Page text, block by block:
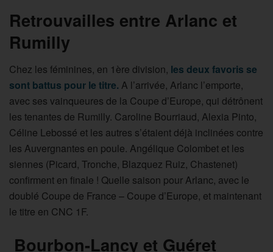
Retrouvailles entre Arlanc et
Rumilly
Chez les féminines, en 1ère division, les deux favoris se
sont battus pour le titre. A l’arrivée, Arlanc l’emporte,
avec ses vainqueures de la Coupe d’Europe, qui détrônent
les tenantes de Rumilly. Caroline Bourriaud, Alexia Pinto,
Céline Lebossé et les autres s’étaient déjà inclinées contre
les Auvergnantes en poule. Angélique Colombet et les
siennes (Picard, Tronche, Blazquez Ruiz, Chastenet)
confirment en finale ! Quelle saison pour Arlanc, avec le
doublé Coupe de France – Coupe d’Europe, et maintenant
le titre en CNC 1F.
Bourbon-Lancy et Guéret